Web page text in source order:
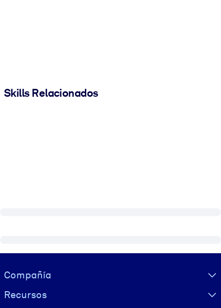
Skills Relacionados
Visually hidden Text
Compañía
Recursos